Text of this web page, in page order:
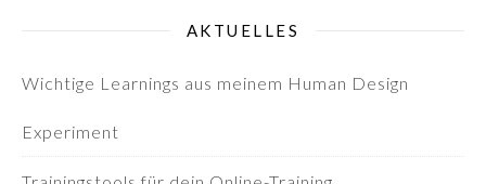
AKTUELLES
Wichtige Learnings aus meinem Human Design
Experiment